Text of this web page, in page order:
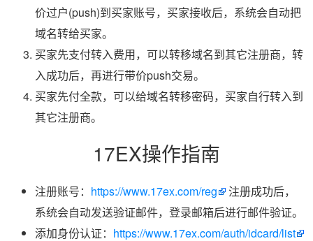
价过户(push)到买家账号，买家接收后，系统会自动把
域名转给买家。
买家先支付转入费用，可以转移域名到其它注册商，转
入成功后，再进行带价push交易。
买家先付全款，可以给域名转移密码，买家自行转入到
其它注册商。
17EX操作指南
注册账号： https://www.17ex.com/reg
注册成功后，
系统会自动发送验证邮件，登录邮箱后进行邮件验证。
添加身份认证： https://www.17ex.com/auth/idcard/list